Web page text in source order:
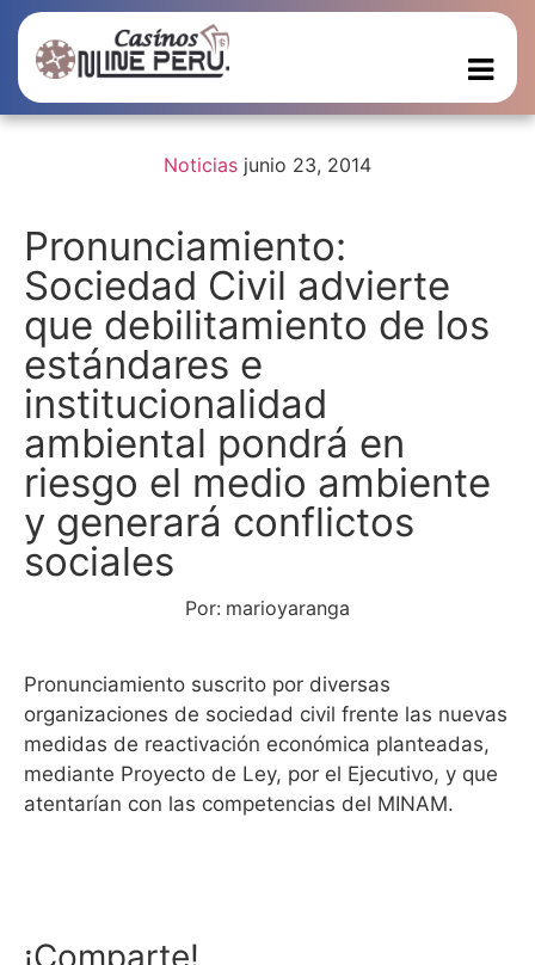
Noticias junio 23, 2014
Pronunciamiento:
Sociedad Civil advierte
que debilitamiento de los
estándares e
institucionalidad
ambiental pondrá en
riesgo el medio ambiente
y generará conflictos
sociales
Por: marioyaranga
Pronunciamiento suscrito por diversas
organizaciones de sociedad civil frente las nuevas
medidas de reactivación económica planteadas,
mediante Proyecto de Ley, por el Ejecutivo, y que
atentarían con las competencias del MINAM.
¡Comparte!